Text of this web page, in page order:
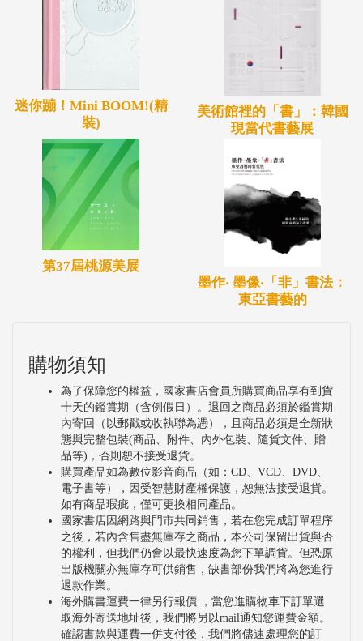
迷你蹦！Mini BOOM!(精
裝)
美術館裡的「書」：韓國
現當代書藝展
第37屆桃源美展
墨作‧ 墨像‧「非」書法：
東亞書藝的
購物須知
為了保障您的權益，國家書店會員所購買商品享有到貨
十天的鑑賞期（含例假日）。退回之商品必須於鑑賞期
內寄回（以郵戳或收執聯為憑），且商品必須是全新狀
態與完整包裝(商品、附件、內外包裝、隨貨文件、贈
品等)，否則恕不接受退貨。
購買產品如為數位影音商品（如：CD、VCD、DVD、
電子書等），因受智慧財產權保護，恕無法接受退貨。
如有商品瑕疵，僅可更換相同產品。
國家書店因網路與門市共同銷售，若在您完成訂單程序
之後，若內含售盡無庫存之商品，本公司保留出貨與否
的權利，但我們仍會以最快速度為您下單調貨。但恐原
出版機關亦無庫存可供銷售，缺書部份我們將為您進行
退款作業。
海外購書運費一律另行報價 ，當您進購物車下訂單選
取海外寄送地址後，我們將另以mail通知您運費金額。
確認書款與運費一併支付後，我們將儘速處理您的訂